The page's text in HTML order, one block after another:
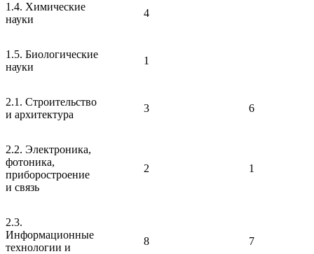
1.4. Химические
науки
4
1.5. Биологические
науки
1
2.1. Строительство
и архитектура
3 6
2.2. Электроника,
фотоника,
приборостроение
и связь
2 1
2.3.
Информационные
технологии и
8 7